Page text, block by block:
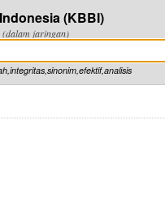
(KBBI)
(dalam jaringan)